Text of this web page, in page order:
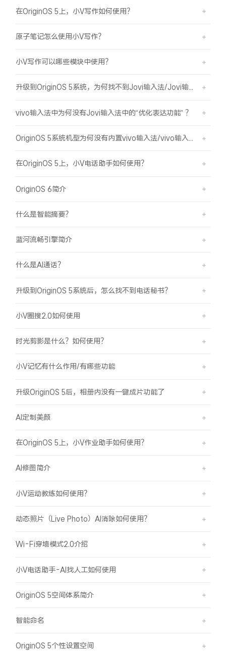
在OriginOS 5上，小V写作如何使用？
原子笔记怎么使用小V写作？
小V写作可以哪些模块中使用？
升级到OriginOS 5系统，为何找不到Jovi输入法/Jovi输入法Pro？
vivo输入法中为何没有Jovi输入法中的“优化表达功能” ？
在OriginOS 5上，小V电话助手如何使用？
OriginOS 6简介
什么是智能摘要？
蓝河流畅引擎简介
什么是AI通话？
升级到OriginOS 5系统后，怎么找不到电话秘书？
小V圈搜2.0如何使用
时光剪影是什么？如何使用？
小V记忆有什么作用/有哪些功能
升级OriginOS 5后，相册内没有一键成片功能了
AI定制美颜
在OriginOS 5上，小V作业助手如何使用？
AI修图简介
小V运动教练如何使用？
动态照片（Live Photo）AI消除如何使用？
Wi-Fi穿墙模式2.0介绍
小V电话助手-AI找人工如何使用
OriginOS 5空间体系简介
智能命名
OriginOS 5个性设置空间